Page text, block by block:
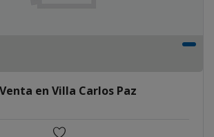
en Villa Carlos Paz